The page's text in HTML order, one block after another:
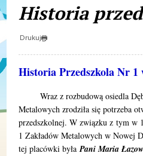
Historia
Drukuj
Historia Przedszkola Nr 1
Wraz z rozbudową osiedla
Metalowych zrodziła się potrzeba
przedszkolnej. W związku z tym w
1 Zakładów Metalowych w Nowej
tej placówki byłaPani Maria